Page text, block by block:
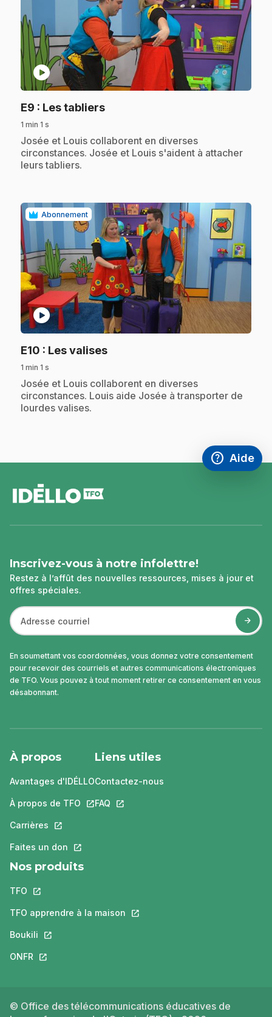
play_circle
E9 : Les tabliers.
1 min 1 s
.Josée et Louis collaborent en diverses
circonstances. Josée et Louis s'aident à attacher
leurs tabliers.
Abonnement
play_circle
E10 : Les valises.
1 min 1 s
.Josée et Louis collaborent en diverses
circonstances. Louis aide Josée à transporter de
lourdes valises.
help
Accéder à
Aide
,Ce lien
de
page
Inscrivez-vous à notre infolettre!
Restez à l’affût des nouvelles ressources, mises à jour et
offres spéciales.
En soumettant vos coordonnées, vous donnez votre consentement
pour recevoir des courriels et autres communications électroniques
de TFO. Vous pouvez à tout moment retirer ce consentement en vous
désabonnant.
À propos
Avantages d'IDÉLLO
À propos de TFO Ce lien s'ouvrira dans un nouvel onglet.
Carrières Ce lien s'ouvrira dans un nouvel onglet.
Faites un don Ce lien s'ouvrira dans un nouvel onglet.
Liens utiles
Contactez-nous
FAQ Ce lien s'ouvrira dans un nouvel
Nos produits
TFO Ce lien s'ouvrira dans un nouvel onglet.
TFO apprendre à la maison Ce lien s'ouvrira dans un nouvel
Boukili Ce lien s'ouvrira dans un nouvel onglet.
ONFR Ce lien s'ouvrira dans un nouvel onglet.
© Office des télécommunications éducatives de